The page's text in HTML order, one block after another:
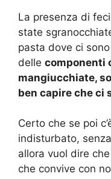
La presenza di
state
pasta dove ci
delle componenti
mangiucchiate,
ben capire che ci
Certo che se poi
indisturbato,
allora vuol dire
che convive con